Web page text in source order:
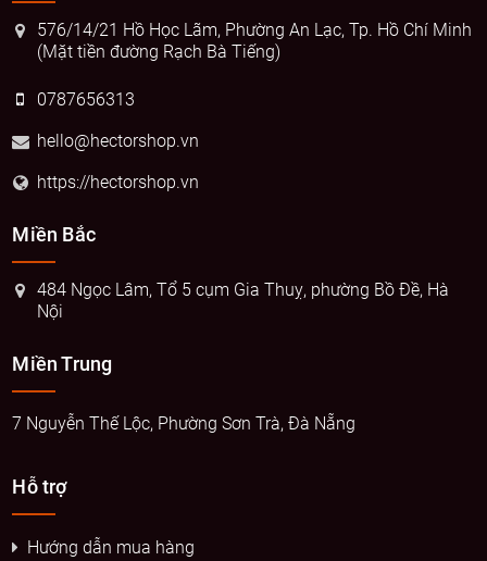
576/14/21 Hồ Học Lãm, Phường An Lạc, Tp. Hồ Chí Minh
(Mặt tiền đường Rạch Bà Tiếng)
0787656313
hello@hectorshop.vn
https://hectorshop.vn
Miền Bắc
484 Ngọc Lâm, Tổ 5 cụm Gia Thuỵ, phường Bồ Đề, Hà
Nội
Miền Trung
7 Nguyễn Thế Lộc, Phường Sơn Trà, Đà Nẵng
Hỗ trợ
Hướng dẫn mua hàng